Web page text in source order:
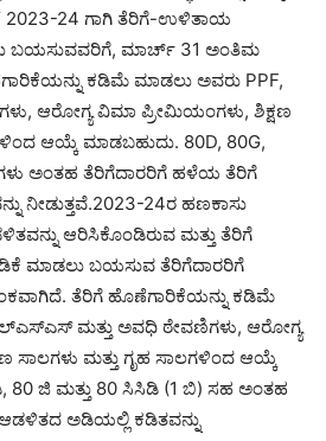
2023-24 ಗಾಗಿ ತೆರಿಗೆ-ಉಳಿತಾಯ
ಬಯಸುವವರಿಗೆ, ಮಾರ್ಚ್ 31 ಅಂತಿಮ
ಕಡಿಮೆ ಮಾಡಲು ಅವರು PPF,
ಆರೋಗ್ಯ ವಿಮಾ ಪ್ರೀಮಿಯಂಗಳು, ಶಿಕ್ಷಣ
ಆಯ್ಕೆ ಮಾಡಬಹುದು. 80D, 80G,
ಅಂತಹ ತೆರಿಗೆದಾರರಿಗೆ ಹಳೆಯ ತೆರಿಗೆ
ನೀಡುತ್ತವೆ.2023-24ರ ಹಣಕಾಸು
ಆರಿಸಿಕೊಂಡಿರುವ ಮತ್ತು ತೆರಿಗೆ
ಮಾಡಲು ಬಯಸುವ ತೆರಿಗೆದಾರರಿಗೆ
ತೆರಿಗೆ ಹೊಣೆಗಾರಿಕೆಯನ್ನು ಕಡಿಮೆ
ಮತ್ತು ಅವಧಿ ಠೇವಣಿಗಳು, ಆರೋಗ್ಯ
ಸಾಲಗಳು ಮತ್ತು ಗೃಹ ಸಾಲಗಳಿಂದ ಆಯ್ಕೆ
80 ಜಿ ಮತ್ತು 80 ಸಿಸಿಡಿ (1 ಬಿ) ಸಹ ಅಂತಹ
ಅಡಿಯಲ್ಲಿ ಕಡಿತವನ್ನು